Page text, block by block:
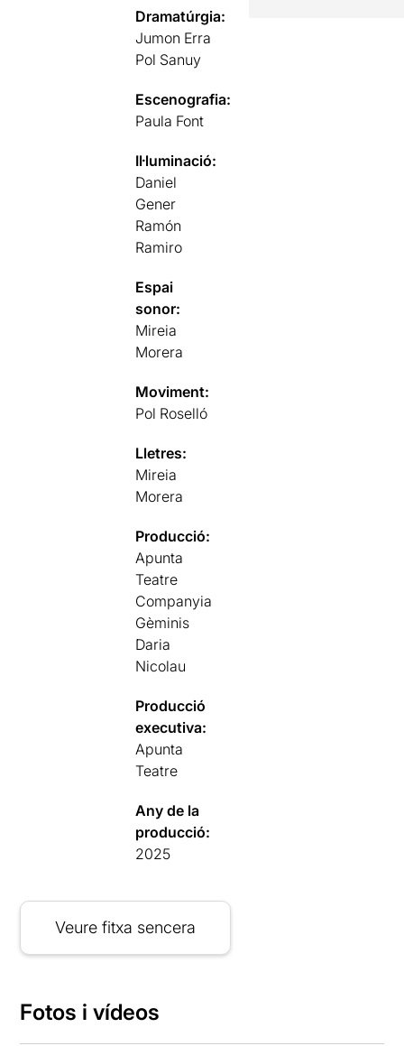
Dramatúrgia:
Jumon Erra
Pol Sanuy
Escenografia:
Paula Font
Il·luminació:
Daniel
Gener
Ramón
Ramiro
Espai
sonor:
Mireia
Morera
Moviment:
Pol Roselló
Lletres:
Mireia
Morera
Producció:
Apunta
Teatre
Companyia
Gèminis
Daria
Nicolau
Producció
executiva:
Apunta
Teatre
Any de la
producció:
2025
Veure fitxa sencera
Fotos i vídeos